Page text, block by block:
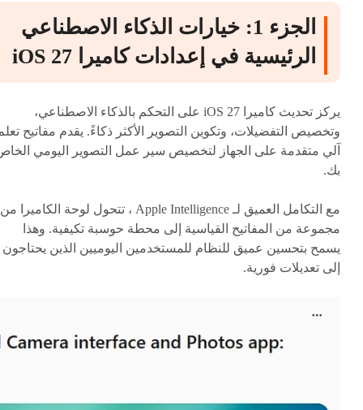
الجزء 1: خيارات الذكاء الاصطناعي
الرئيسية في إعدادات كاميرا iOS 27
يركز تحديث كاميرا iOS 27 على التحكم بالذكاء الاصطناعي،
وتخصيص التفضيلات، وتكوين التصوير الأكثر ذكاءً. يقدم مفاتيح
آلي متقدمة على الجهاز لتخصيص سير عمل التصوير اليومي
بك.
مع التكامل العميق لـ Apple Intelligence ، تتحول لوحة الكاميرا من
مجموعة من المفاتيح القياسية إلى محطة حوسبة تكيفية. وهذا
يسمح بتحسين عميق للنظام للمستخدمين اليوميين الذين يحتاجون
إلى تعديلات فورية.